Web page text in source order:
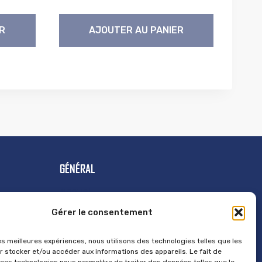
Gérer le consentement
meilleures expériences, nous utilisons des technologies telles que les
stocker et/ou accéder aux informations des appareils. Le fait de
AJOUTER AU PANIER
GÉNÉRAL
Accueil
Contact
Politique de cookies